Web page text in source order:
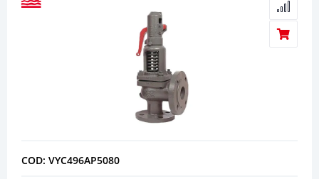
COD: VYC496AP5080